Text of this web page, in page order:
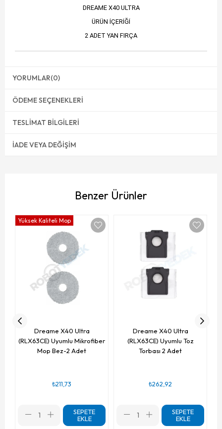
DREAME X40 ULTRA
ÜRÜN İÇERİĞİ
2 ADET YAN FIRÇA
YORUMLAR(0)
ÖDEME SEÇENEKLERI
TESLIMAT BILGILERI
İADE VEYA DEĞIŞIM
Benzer Ürünler
Dreame X40 Ultra
(RLX63CE) Uyumlu Mikrofiber
Mop Bez-2 Adet
₺211,73
SEPETE
EKLE
Yüksek Kaliteli Mop
Dreame X40 Ultra
(RLX63CE) Uyumlu Toz
Torbası 2 Adet
₺262,92
SEPETE
EKLE